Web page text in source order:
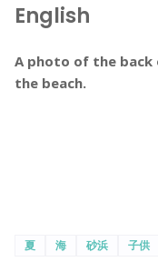
English
A photo of the back
the beach.
夏 海 砂浜 子供